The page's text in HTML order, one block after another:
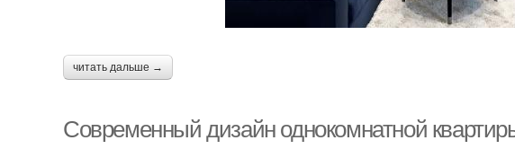
читать дальше →
Современный дизайн однокомнатной